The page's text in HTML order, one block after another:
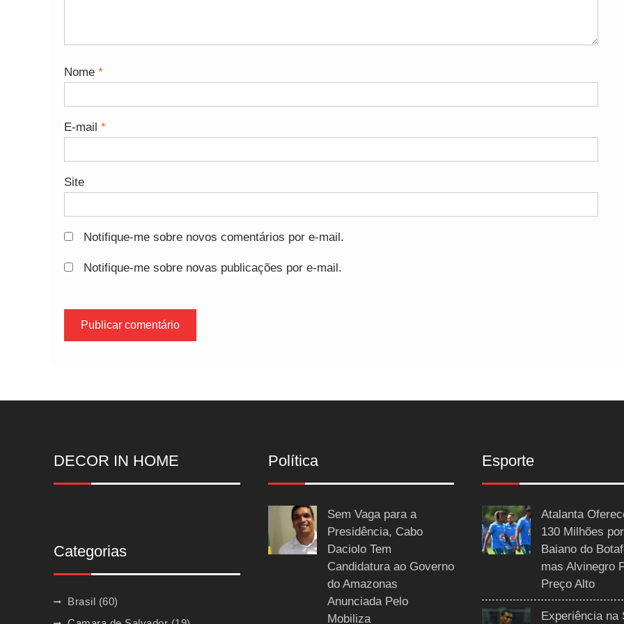
Nome *
E-mail *
Site
Notifique-me sobre novos comentários por e-mail.
Notifique-me sobre novas publicações por e-mail.
DECOR IN HOME
Categorias
Brasil (60)
Política
Sem Vaga para a
Presidência, Cabo
Daciolo Tem
Candidatura ao Governo
do Amazonas
Anunciada Pelo
Mobiliza
Esporte
Atalanta
130 Milhões
Baiano do
mas Alvinegro
Preço Alto
Experiência na